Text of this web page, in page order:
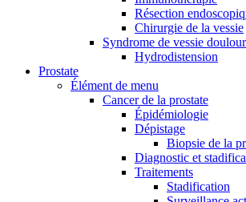
Résection
Chirurgie de la vessie
Syndrome de vessie
Hydrodistension
Prostate
Élément de menu
Cancer de la prostate
Épidémiologie
Dépistage
Biopsie de la
Diagnostic et
Traitements
Stadification